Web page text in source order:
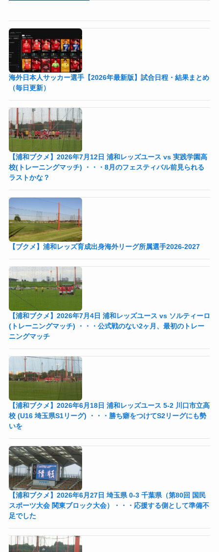
海外日本人サッカー選手【2026年最新版】試合日程・結果まとめ
（毎日更新）
【浦和ブクメ】2026年7月12日 浦和レッズユース vs 実践学園高
校(トレーニングマッチ) ・・・8月のフェスティバル前見られる
ラストかな？
【ブクメ】浦和レッズ育成出身海外リーグ所属選手2026-2027
【浦和ブクメ】2026年7月4日 浦和レッズユース vs ソルティーロ
(トレーニングマッチ) ・・・公式戦のない2ヶ月、最初のトレー
ニングマッチ
【浦和ブクメ】2026年6月18日 浦和レッズユース 5-2 川口市立高
校 (U16 埼玉県S1リーグ) ・・・勝ち癖をつけてS2リーグにも勢
いを
【浦和ブクメ】2026年6月27日 埼玉県 0-3 千葉県（第80回 国民
スポーツ大会 関東ブロック大会）・・・応援する側として準備不
足でした